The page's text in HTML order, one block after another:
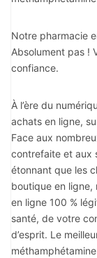
Notre pharmacie
Absolument pas !
confiance.
À l’ère du
achats en ligne,
Face aux
contrefaite et aux
étonnant que les
boutique en ligne,
en ligne 100 %
santé, de votre
d’esprit. Le